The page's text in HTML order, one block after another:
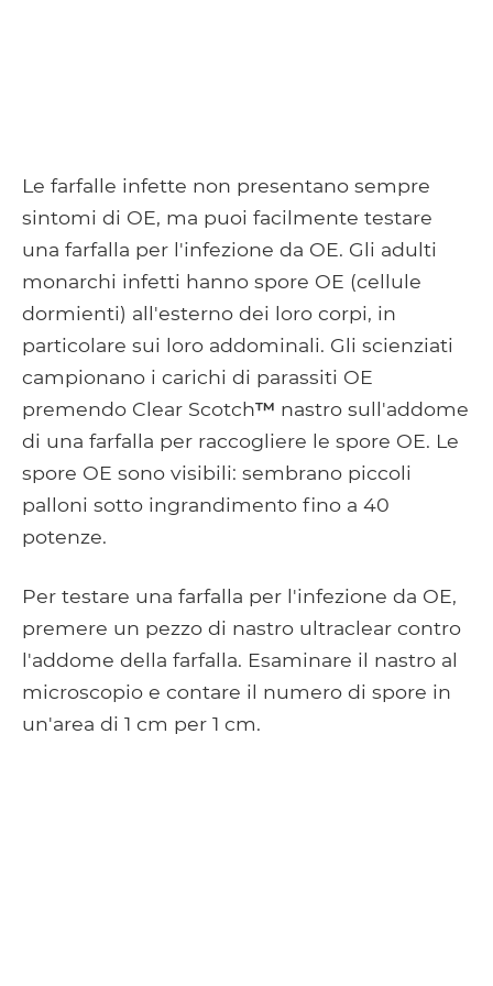
Le farfalle infette non presentano sempre
sintomi di OE, ma puoi facilmente testare
una farfalla per l'infezione da OE. Gli adulti
monarchi infetti hanno spore OE (cellule
dormienti) all'esterno dei loro corpi, in
particolare sui loro addominali. Gli scienziati
campionano i carichi di parassiti OE
premendo Clear Scotch™ nastro sull'addome
di una farfalla per raccogliere le spore OE. Le
spore OE sono visibili: sembrano piccoli
palloni sotto ingrandimento fino a 40
potenze.
Per testare una farfalla per l'infezione da OE,
premere un pezzo di nastro ultraclear contro
l'addome della farfalla. Esaminare il nastro al
microscopio e contare il numero di spore in
un'area di 1 cm per 1 cm.